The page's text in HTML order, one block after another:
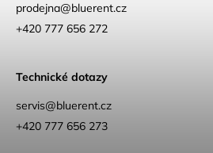
prodejna@bluerent.cz
+420 777 656 272
Technické dotazy
servis@bluerent.cz
+420 777 656 273